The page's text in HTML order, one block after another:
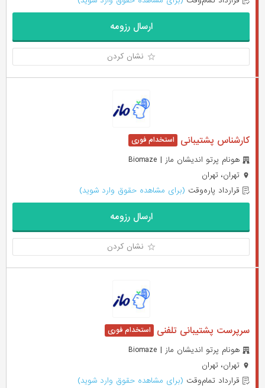
ارسال رزومه
نشان کردن
کارشناس پشتیبانی
هونام پرتو اندیشان ماز | Biomaze
تهران، تهران
قرارداد پاره‌وقت (برای مشاهده حقوق وارد شوید)
ارسال رزومه
نشان کردن
سرپرست پشتیبانی تلفنی
هونام پرتو اندیشان ماز | Biomaze
تهران، تهران
قرارداد تمام‌وقت (برای مشاهده حقوق وارد شوید)